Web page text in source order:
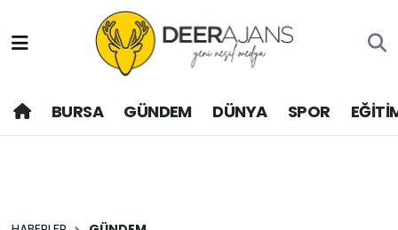
BURSA GÜNDEM DÜNYA SPOR
Hava Durumu
Trafik Durumu